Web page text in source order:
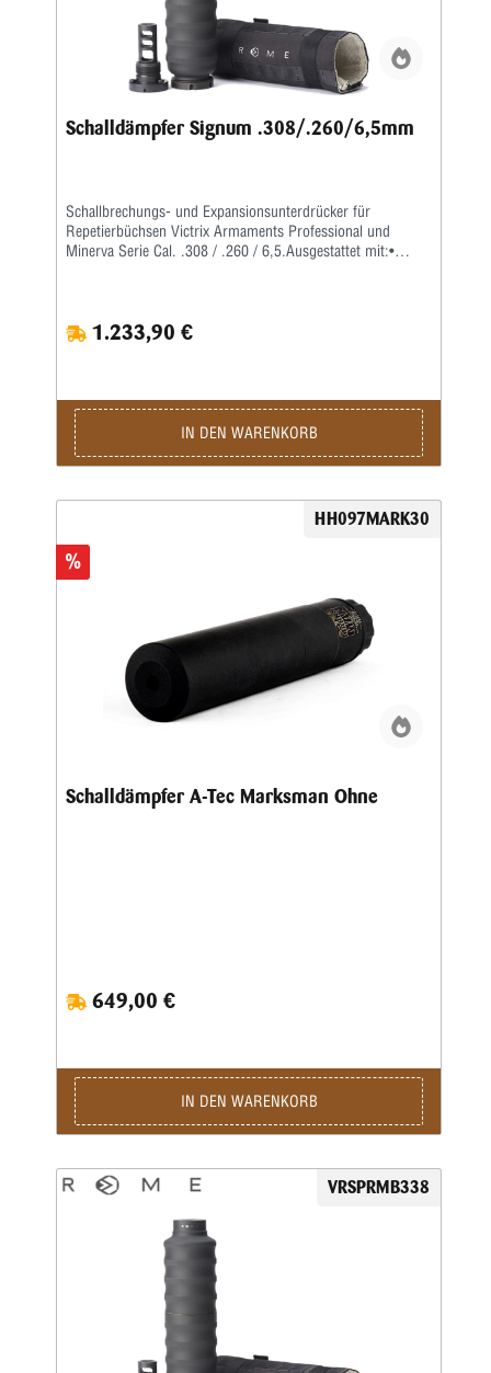
Schalldämpfer Signum .308/.260/6,5mm
Schallbrechungs- und Expansionsunterdrücker für
Repetierbüchsen Victrix Armaments Professional und
Minerva Serie Cal. .308 / .260 / 6,5.Ausgestattet mit:•
enthalten.Material und Ausführung: Spezialstahl und Titan,
Cerakote-FinishNettoschallunterdrückung (dB): 35-
1.233,90 €
IN DEN WARENKORB
%
HH097MARK30
Schalldämpfer A-Tec Marksman Ohne
649,00 €
IN DEN WARENKORB
VRSPRMB338